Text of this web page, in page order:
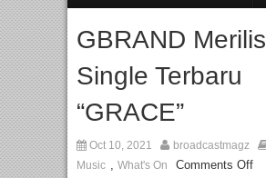
GBRAND Merilis
Single Terbaru
“GRACE”
Oct 10, 2021 broadcastmagz
Music , What's On Comments Off